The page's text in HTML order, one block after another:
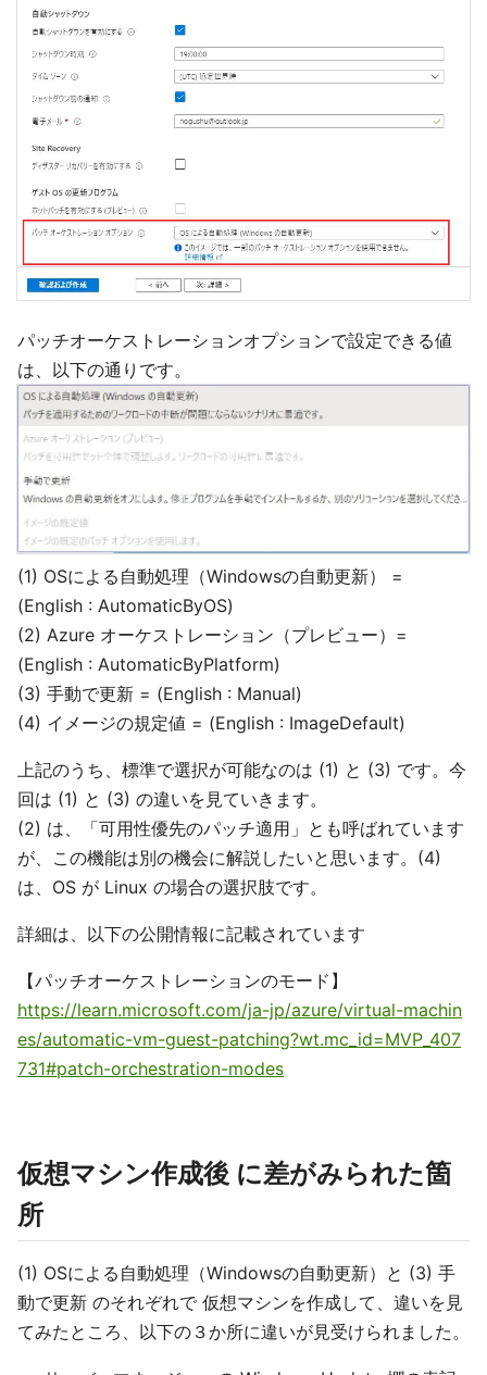
パッチオーケストレーションオプションで設定できる値
は、以下の通りです。
(1) OSによる自動処理（Windowsの自動更新） =
(English : AutomaticByOS)
(2) Azure オーケストレーション（プレビュー）=
(English : AutomaticByPlatform)
(3) 手動で更新 = (English : Manual)
(4) イメージの規定値 = (English : ImageDefault)
上記のうち、標準で選択が可能なのは (1) と (3) です。今
回は (1) と (3) の違いを見ていきます。
(2) は、「可用性優先のパッチ適用」とも呼ばれています
が、この機能は別の機会に解説したいと思います。(4)
は、OS が Linux の場合の選択肢です。
詳細は、以下の公開情報に記載されています
【パッチオーケストレーションのモード】
https://learn.microsoft.com/ja-jp/azure/virtual-machin
es/automatic-vm-guest-patching?wt.mc_id=MVP_407
731#patch-orchestration-modes
仮想マシン作成後 に差がみられた箇
所
(1) OSによる自動処理（Windowsの自動更新）と (3) 手
動で更新 のそれぞれで 仮想マシンを作成して、違いを見
てみたところ、以下の３か所に違いが見受けられました。